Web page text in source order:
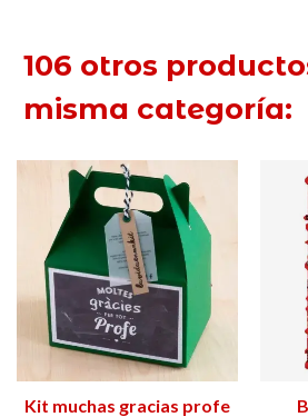
106 otros
misma categoría:
Kit muchas gracias profe